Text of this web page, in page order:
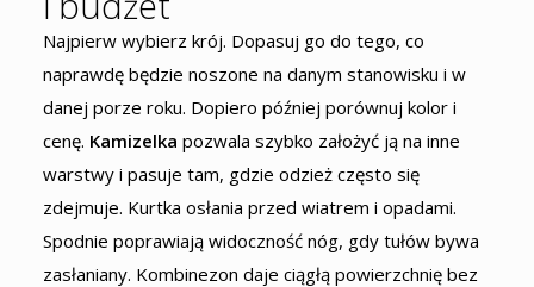
Najpierw wybierz krój. Dopasuj go do tego, co
naprawdę będzie noszone na danym stanowisku i w
danej porze roku. Dopiero później porównuj kolor i
cenę. Kamizelka pozwala szybko założyć ją na inne
warstwy i pasuje tam, gdzie odzież często się
zdejmuje. Kurtka osłania przed wiatrem i opadami.
Spodnie poprawiają widoczność nóg, gdy tułów bywa
zasłaniany. Kombinezon daje ciągłą powierzchnię bez